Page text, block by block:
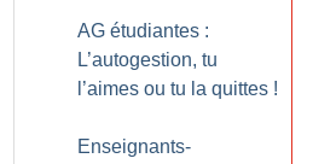
AG étudiantes :
L’autogestion, tu
l’aimes ou tu la quittes !
Enseignants-